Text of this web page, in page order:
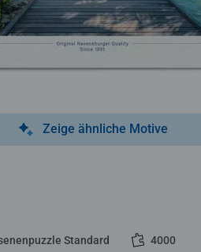
Zeige ähnliche Motive
Standard
4000